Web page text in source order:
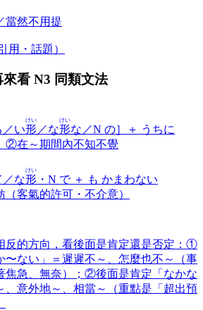
當然不用提
用・話題）
看 N3 同類文法
／い形
けい
／な形
けい
な／N の］＋ うちに
②在～期間內不知不覺
／な形
けい
・N で ＋ も かまわない
客氣的許可・不介意）
反的方向，看後面是肯定還是否定：①
〜ない」＝遲遲不～、怎麼也不～（事
焦急、無奈）；②後面是肯定「なかな
、意外地～、相當～（重點是「超出預